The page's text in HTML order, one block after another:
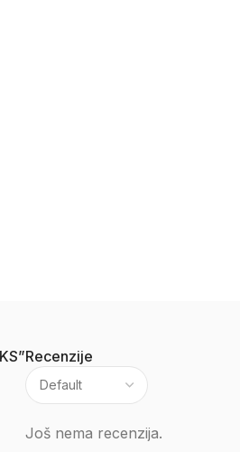
Recenzije
Još nema recenzija.